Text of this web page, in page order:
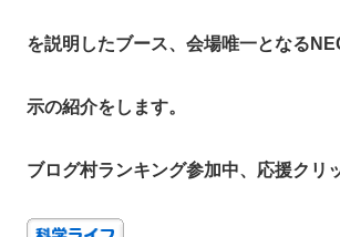
を説明したブース、会場唯一となる
示の紹介をします。
ブログ村ランキング参加中、応援クリ